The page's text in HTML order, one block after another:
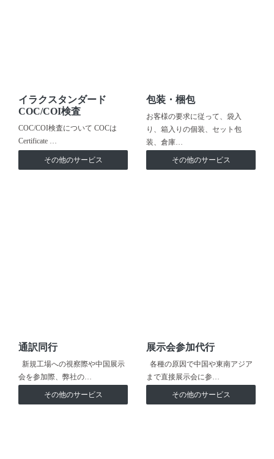
イラクスタンダード
COC/COI検査
COC/COI検査について COCは
Certificate …
その他のサービス
包装・梱包
お客様の要求に従って、袋入
り、箱入りの個装、セット包
装、倉庫…
その他のサービス
通訳同行
新規工場への視察際や中国展示
会を参加際、弊社の…
その他のサービス
展示会参加代行
各種の原因で中国や東南アジア
まで直接展示会に参…
その他のサービス